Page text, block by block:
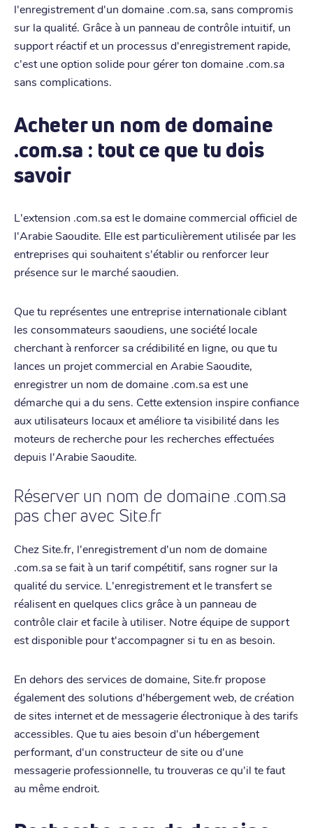
l'enregistrement d'un domaine .com.sa, sans compromis
sur la qualité. Grâce à un panneau de contrôle intuitif, un
support réactif et un processus d'enregistrement rapide,
c'est une option solide pour gérer ton domaine .com.sa
sans complications.
Acheter un nom de domaine
.com.sa : tout ce que tu dois
savoir
L'extension .com.sa est le domaine commercial officiel de
l'Arabie Saoudite. Elle est particulièrement utilisée par les
entreprises qui souhaitent s'établir ou renforcer leur
présence sur le marché saoudien.
Que tu représentes une entreprise internationale ciblant
les consommateurs saoudiens, une société locale
cherchant à renforcer sa crédibilité en ligne, ou que tu
lances un projet commercial en Arabie Saoudite,
enregistrer un nom de domaine .com.sa est une
démarche qui a du sens. Cette extension inspire confiance
aux utilisateurs locaux et améliore ta visibilité dans les
moteurs de recherche pour les recherches effectuées
depuis l'Arabie Saoudite.
Réserver un nom de domaine .com.sa
pas cher avec Site.fr
Chez Site.fr, l'enregistrement d'un nom de domaine
.com.sa se fait à un tarif compétitif, sans rogner sur la
qualité du service. L'enregistrement et le transfert se
réalisent en quelques clics grâce à un panneau de
contrôle clair et facile à utiliser. Notre équipe de support
est disponible pour t'accompagner si tu en as besoin.
En dehors des services de domaine, Site.fr propose
également des solutions d'hébergement web, de création
de sites internet et de messagerie électronique à des tarifs
accessibles. Que tu aies besoin d'un hébergement
performant, d'un constructeur de site ou d'une
messagerie professionnelle, tu trouveras ce qu'il te faut
au même endroit.